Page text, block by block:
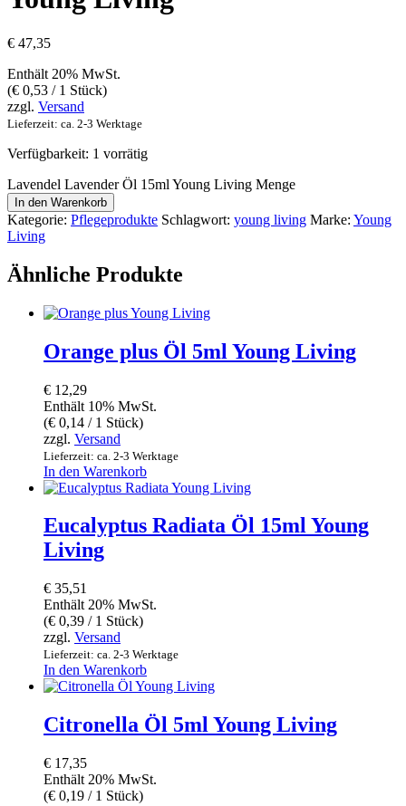
€ 47,35
Enthält 20% MwSt.
(€ 0,53 / 1 Stück)
zzgl. Versand
Lieferzeit: ca. 2-3 Werktage
Verfügbarkeit: 1 vorrätig
Lavendel Lavender Öl 15ml Young Living Menge
In den Warenkorb
Kategorie: Pflegeprodukte Schlagwort: young living Marke: Young
Living
Ähnliche Produkte
Orange plus Öl 5ml Young Living
€ 12,29
Enthält 10% MwSt.
(€ 0,14 / 1 Stück)
zzgl. Versand
Lieferzeit: ca. 2-3 Werktage
In den Warenkorb
Eucalyptus Radiata Öl 15ml Young
Living
€ 35,51
Enthält 20% MwSt.
(€ 0,39 / 1 Stück)
zzgl. Versand
Lieferzeit: ca. 2-3 Werktage
In den Warenkorb
Citronella Öl 5ml Young Living
€ 17,35
Enthält 20% MwSt.
(€ 0,19 / 1 Stück)